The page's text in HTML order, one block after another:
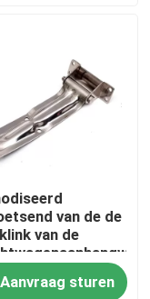
van de de
van de
Deurslot
Aanvraag sturen